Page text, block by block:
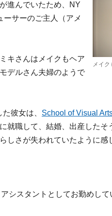
メイ
進んでいたため、NY
サーのご主人（アメ
キさんはメイクもヘア
デルさん夫婦のようで
彼女は、 School of Visual
就職して、結婚、出産したそ
しさが失われていたように感
シスタントとしてお勤めして